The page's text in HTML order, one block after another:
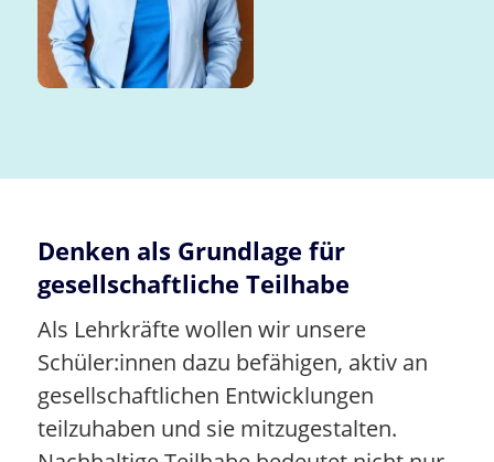
Denken als Grundlage für
gesellschaftliche Teilhabe
Als Lehrkräfte wollen wir unsere
Schüler:innen dazu befähigen, aktiv an
gesellschaftlichen Entwicklungen
teilzuhaben und sie mitzugestalten.